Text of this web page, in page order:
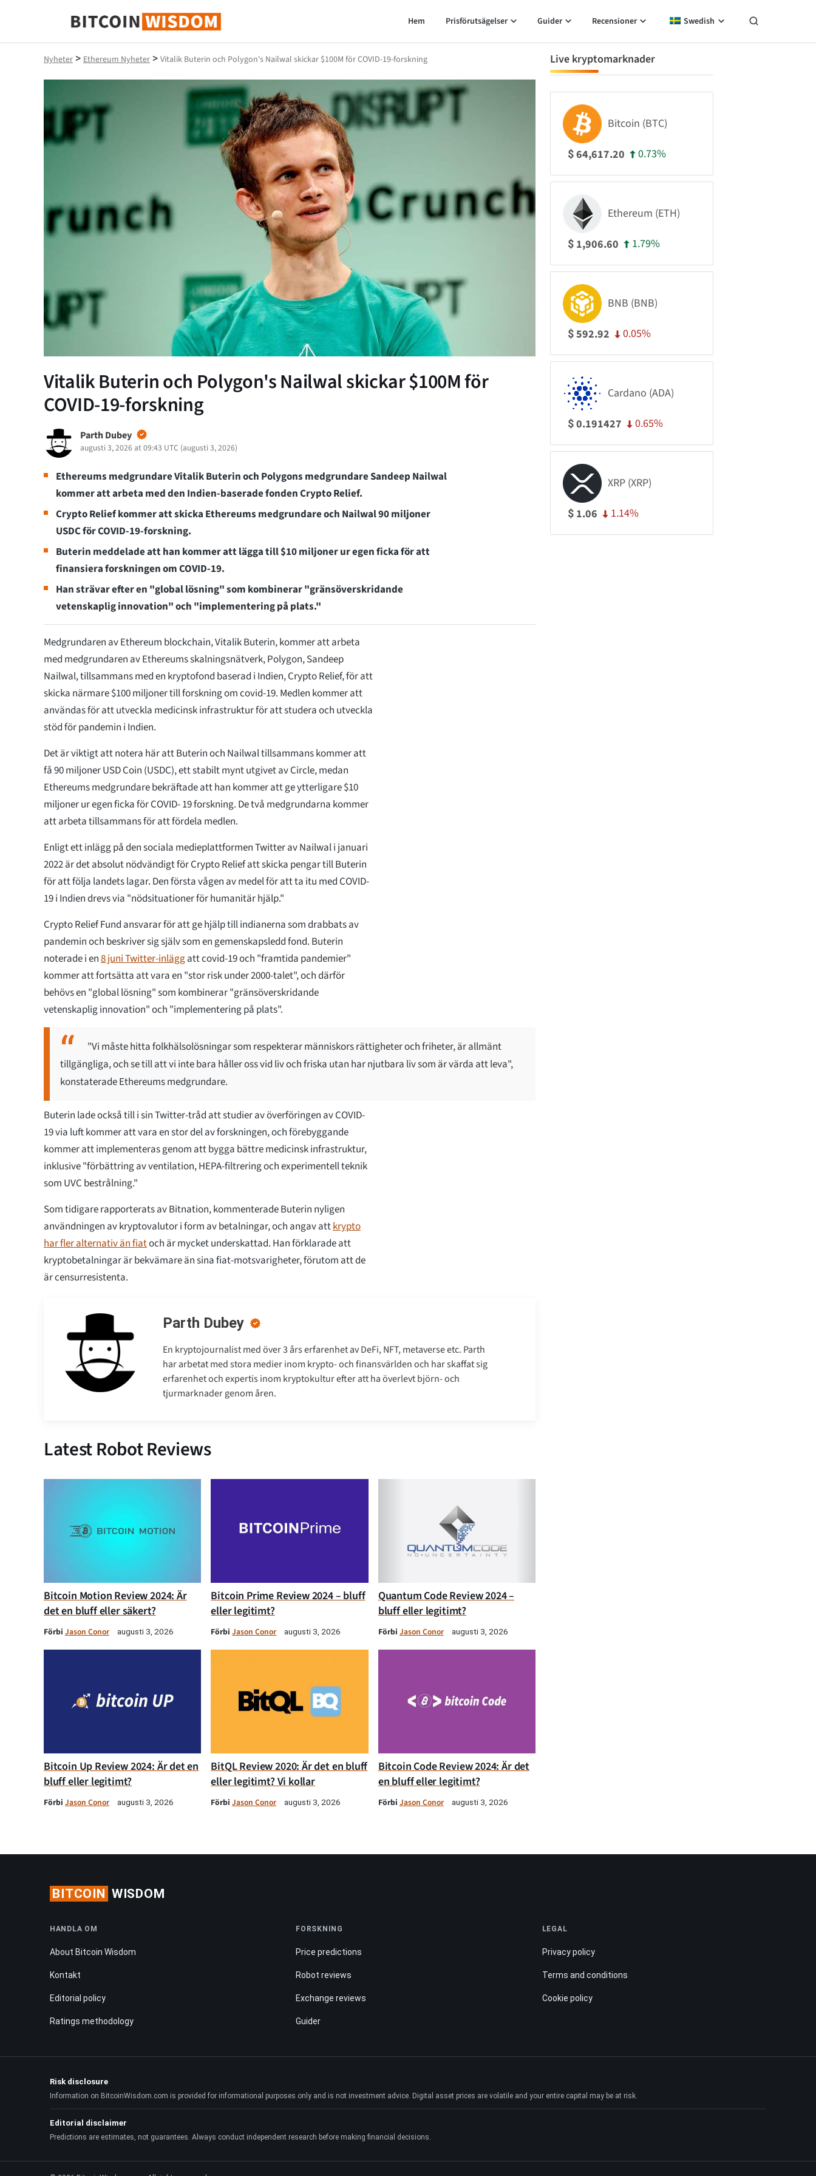
Bitcoin Wisdom
Hem Prisförutsägelser Guider Recensioner Swedish
Nyheter > Ethereum Nyheter > Vitalik Buterin och Polygon's Nailwal skickar $100M för COVID-19-forskning
Vitalik Buterin och Polygon's Nailwal skickar $100M för
COVID-19-forskning
Parth Dubey
augusti 3, 2026 at 09:43 UTC (augusti 3, 2026)
Ethereums medgrundare Vitalik Buterin och Polygons medgrundare Sandeep Nailwal
kommer att arbeta med den Indien-baserade fonden Crypto Relief.
Crypto Relief kommer att skicka Ethereums medgrundare och Nailwal 90 miljoner
USDC för COVID-19-forskning.
Buterin meddelade att han kommer att lägga till $10 miljoner ur egen ficka för att
finansiera forskningen om COVID-19.
Han strävar efter en "global lösning" som kombinerar "gränsöverskridande
vetenskaplig innovation" och "implementering på plats."
Medgrundaren av Ethereum blockchain, Vitalik Buterin, kommer att arbeta
med medgrundaren av Ethereums skalningsnätverk, Polygon, Sandeep
Nailwal, tillsammans med en kryptofond baserad i Indien, Crypto Relief, för att
skicka närmare $100 miljoner till forskning om covid-19. Medlen kommer att
användas för att utveckla medicinsk infrastruktur för att studera och utveckla
stöd för pandemin i Indien.
Det är viktigt att notera här att Buterin och Nailwal tillsammans kommer att
få 90 miljoner USD Coin (USDC), ett stabilt mynt utgivet av Circle, medan
Ethereums medgrundare bekräftade att han kommer att ge ytterligare $10
miljoner ur egen ficka för COVID- 19 forskning. De två medgrundarna kommer
att arbeta tillsammans för att fördela medlen.
Enligt ett inlägg på den sociala medieplattformen Twitter av Nailwal i januari
2022 är det absolut nödvändigt för Crypto Relief att skicka pengar till Buterin
för att följa landets lagar. Den första vågen av medel för att ta itu med COVID-
19 i Indien drevs via "nödsituationer för humanitär hjälp."
Crypto Relief Fund ansvarar för att ge hjälp till indianerna som drabbats av
pandemin och beskriver sig själv som en gemenskapsledd fond. Buterin
noterade i en8 juni Twitter-inläggatt covid-19 och "framtida pandemier"
kommer att fortsätta att vara en "stor risk under 2000-talet", och därför
behövs en "global lösning" som kombinerar "gränsöverskridande
vetenskaplig innovation" och "implementering på plats".
"Vi måste hitta folkhälsolösningar som respekterar människors rättigheter och friheter, är allmänt
tillgängliga, och se till att vi inte bara håller oss vid liv och friska utan har njutbara liv som är värda att leva",
konstaterade Ethereums medgrundare.
Buterin lade också till i sin Twitter-tråd att studier av överföringen av COVID-
19 via luft kommer att vara en stor del av forskningen, och förebyggande
kommer att implementeras genom att bygga bättre medicinsk infrastruktur,
inklusive "förbättring av ventilation, HEPA-filtrering och experimentell teknik
som UVC bestrålning."
Som tidigare rapporterats av Bitnation, kommenterade Buterin nyligen
användningen av kryptovalutor i form av betalningar, och angav attkrypto
har fler alternativ än fiatoch är mycket underskattad. Han förklarade att
kryptobetalningar är bekvämare än sina fiat-motsvarigheter, förutom att de
är censurresistenta.
Parth Dubey
En kryptojournalist med över 3 års erfarenhet av DeFi, NFT, metaverse etc. Parth
har arbetat med stora medier inom krypto- och finansvärlden och har skaffat sig
erfarenhet och expertis inom kryptokultur efter att ha överlevt björn- och
tjurmarknader genom åren.
Latest Robot Reviews
Bitcoin Motion Review 2024: Är
det en bluff eller säkert?
Förbi Jason Conor augusti 3, 2026
Bitcoin Prime Review 2024 – bluff
eller legitimt?
FörbiJason Conor augusti 3, 2026
Quantum Code Review 2024 –
bluff eller legitimt?
Förbi Jason Conor augusti 3, 2026
Bitcoin Up Review 2024: Är det en
bluff eller legitimt?
Förbi Jason Conor augusti 3, 2026
BitQL Review 2020: Är det en bluff
eller legitimt? Vi kollar
FörbiJason Conor augusti 3, 2026
Bitcoin Code Review 2024: Är det
en bluff eller legitimt?
Förbi Jason Conor augusti 3, 2026
Live kryptomarknader
Bitcoin (BTC)
$64,617.20 0.73%
Ethereum (ETH)
$ 1,906.60 1.79%
BNB (BNB)
$592.92 0.05%
Cardano (ADA)
$0.191427 0.65%
XRP (XRP)
$ 1.06 1.14%
BITCOIN WISDOM
HANDLA OM
About Bitcoin Wisdom
Kontakt
Editorial policy
Ratings methodology
FORSKNING
Price predictions
Robot reviews
Exchange reviews
Guider
LEGAL
Privacy policy
Terms and conditions
Cookie policy
Risk disclosure
Information on BitcoinWisdom.com is provided for informational purposes only and is not investment advice. Digital asset prices are volatile and your entire capital may be at risk.
Editorial disclaimer
Predictions are estimates, not guarantees. Always conduct independent research before making financial decisions.